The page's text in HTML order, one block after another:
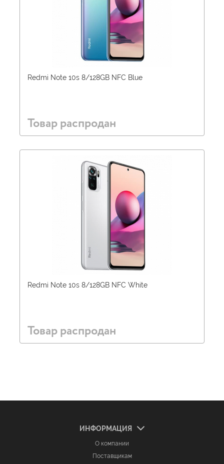
Redmi Note 10s 8/128GB NFC Blue
Товар распродан
Redmi Note 10s 8/128GB NFC White
Товар распродан
ИНФОРМАЦИЯ
О компании
Поставщикам